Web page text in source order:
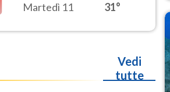
Martedì 11 31°
Vedi
tutte